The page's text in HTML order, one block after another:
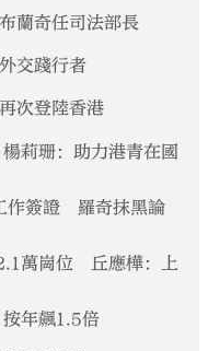
蘭奇任司法部長
交踐行者
次登陸香港
莉珊：助力港青在國
作簽證 羅奇抹黑論
萬崗位 丘應樺：上
年飆1.5倍